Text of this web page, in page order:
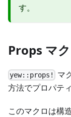
す。
Props マ
yew::props! マ
方法でプロパテ
このマクロは構